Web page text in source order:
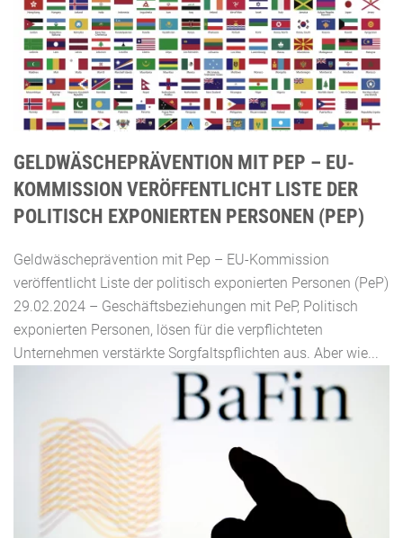
GELDWÄSCHEPRÄVENTION MIT PEP – EU-
KOMMISSION VERÖFFENTLICHT LISTE DER
POLITISCH EXPONIERTEN PERSONEN (PEP)
Geldwäscheprävention mit Pep – EU-Kommission
veröffentlicht Liste der politisch exponierten Personen (PeP)
29.02.2024 – Geschäftsbeziehungen mit PeP, Politisch
exponierten Personen, lösen für die verpflichteten
Unternehmen verstärkte Sorgfaltspflichten aus. Aber wie...